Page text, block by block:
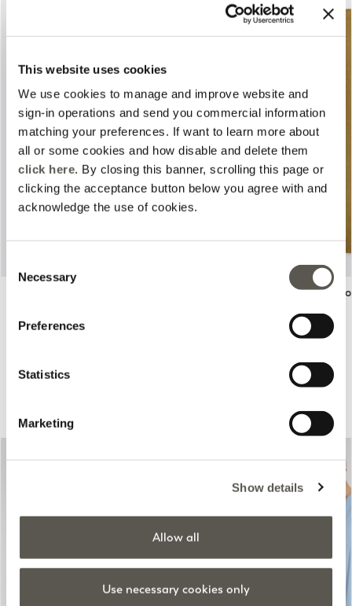
This website uses cookies
We use cookies to manage and improve website and
sign-in operations and send you commercial information
matching your preferences. If want to learn more about
all or some cookies and how disable and delete them
click here. By closing this banner, scrolling this page or
clicking the acceptance button below you agree with and
acknowledge the use of cookies.
Selection
Necessary
Preferences
Statistics
Marketing
Show details
Allow all
Use necessary cookies only
Price reduced from
€185,00 €92,50
Cargo fluidos mezcla
Price reduced from
€90,00
Previous
Next